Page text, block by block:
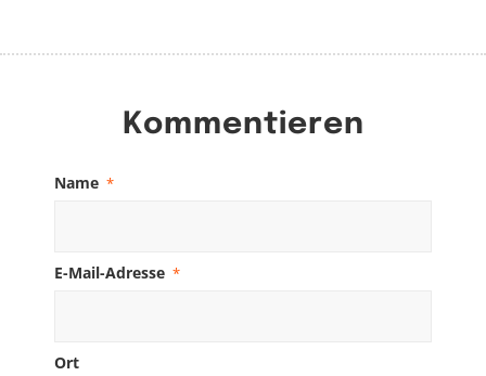
Kommentieren
Name *
E-Mail-Adresse *
Ort